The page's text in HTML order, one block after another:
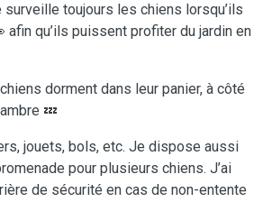
surveille toujours les chiens lorsqu’ils
afin qu’ils puissent profiter du jardin en
dorment dans leur panier, à côté
💤
jouets, bols, etc. Je dispose aussi
pour plusieurs chiens. J’ai
de sécurité en cas de non-entente